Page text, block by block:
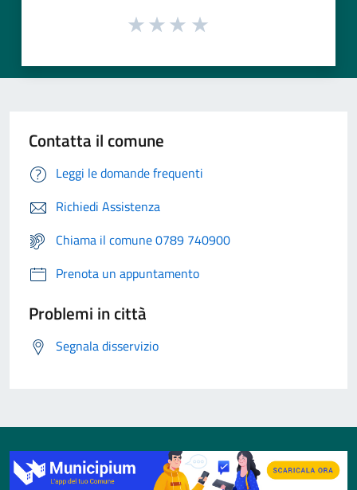
Contatta il comune
Leggi le domande frequenti
Richiedi Assistenza
Chiama il comune 0789 740900
Prenota un appuntamento
Problemi in città
Segnala disservizio